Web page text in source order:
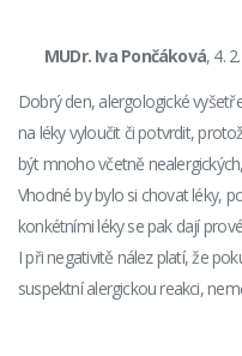
MUDr. Iva Pončáková, 4.
Dobrý den, alergologické
na léky vyloučit či potvrdit,
být mnoho včetně
Vhodné by bylo si chovat léky,
konkétními léky se pak dají
I při negativitě nález platí, že
suspektní alergickou reakci,